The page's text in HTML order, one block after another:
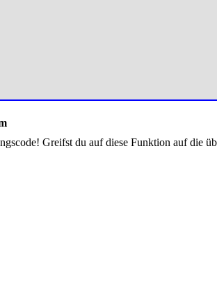
Greifst du auf diese Funktion auf die